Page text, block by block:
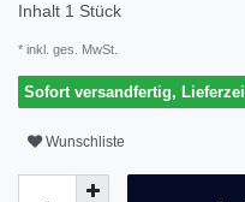
Inhalt 1 Stück
* inkl. ges. MwSt.
Sofort versandfertig,
Wunschliste